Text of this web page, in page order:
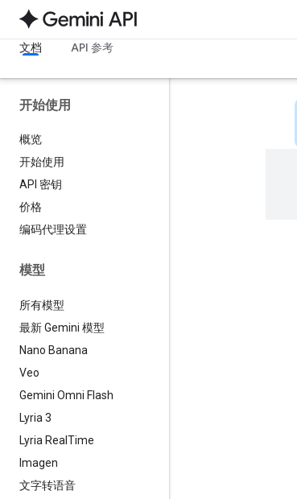
文档 API 参考
开始使用
概览
开始使用
API 密钥
价格
编码代理设置
模型
所有模型
最新 Gemini 模型
Nano Banana
Veo
Gemini Omni Flash
Lyria 3
Lyria Real Time
Imagen
文字转语音